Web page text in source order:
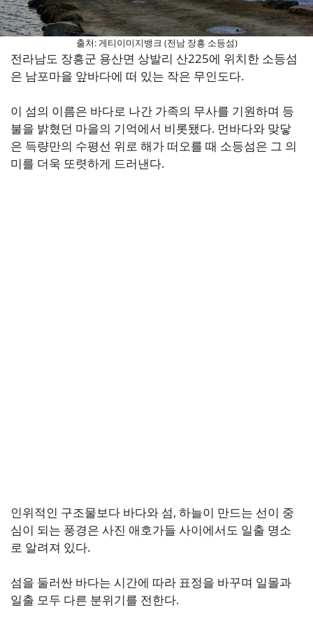
출처: 게티이미지뱅크 (전남 장흥 소등섬)
전라남도 장흥군 용산면 상발리 산225에 위치한 소등섬
은 남포마을 앞바다에 떠 있는 작은 무인도다.
이 섬의 이름은 바다로 나간 가족의 무사를 기원하며 등
불을 밝혔던 마을의 기억에서 비롯됐다. 먼바다와 맞닿
은 득량만의 수평선 위로 해가 떠오를 때 소등섬은 그 의
미를 더욱 또렷하게 드러낸다.
인위적인 구조물보다 바다와 섬, 하늘이 만드는 선이 중
심이 되는 풍경은 사진 애호가들 사이에서도 일출 명소
로 알려져 있다.
섬을 둘러싼 바다는 시간에 따라 표정을 바꾸며 일몰과
일출 모두 다른 분위기를 전한다.